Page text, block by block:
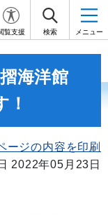
覧支援 検索 メニュー
海洋館
ージの内容を印刷
2022年05月23日